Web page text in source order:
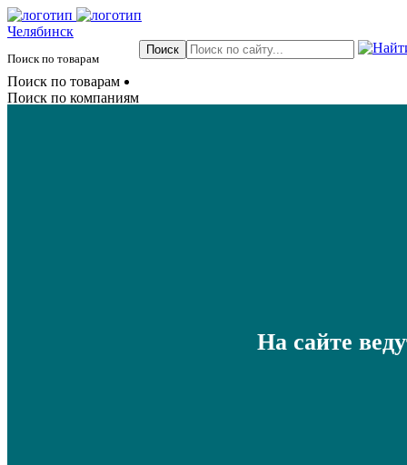
Челябинск
Поиск по товарам
Поиск по товарам
Поиск по компаниям
На сайте